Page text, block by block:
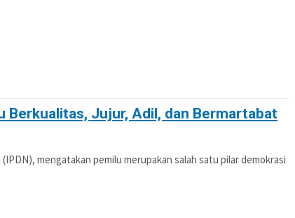
Berkualitas, Jujur, Adil, dan Bermartabat
mengatakan pemilu merupakan salah satu pilar demokrasi